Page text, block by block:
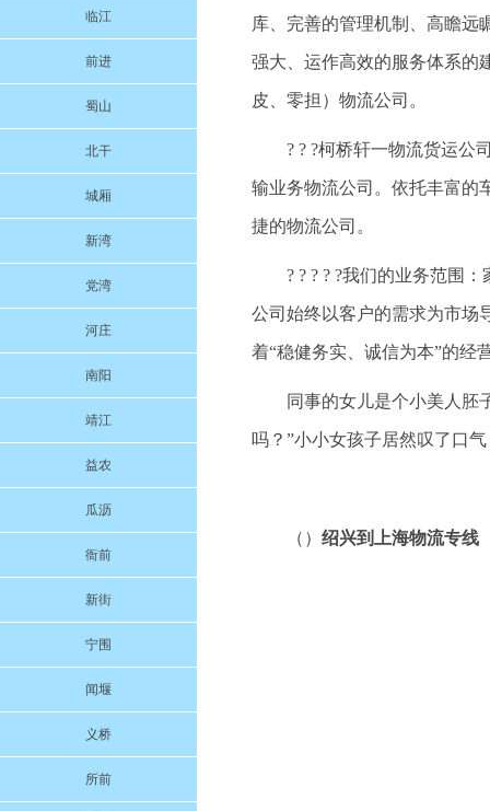
临江
前进
蜀山
北干
城厢
新湾
党湾
河庄
南阳
靖江
益农
瓜沥
衙前
新街
宁围
闻堰
义桥
所前
库、完善的管理机制、高瞻远
强大、运作高效的服务体系的
皮、零担）物流公司。
? ? ?柯桥轩一物流货运公
输业务物流公司。依托丰富的
捷的物流公司。
? ? ? ? ?我们的业务范围
公司始终以客户的需求为市场
着“稳健务实、诚信为本”的经
同事的女儿是个小美人胚
吗？”小小女孩子居然叹了口
（） 绍兴到上海物流专线